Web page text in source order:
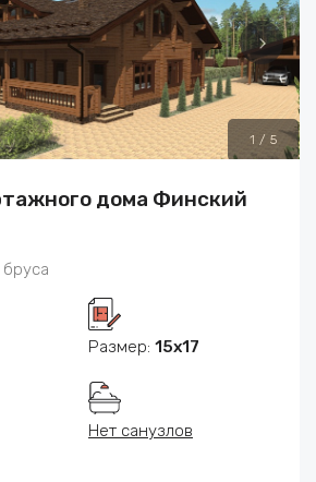
1 / 5
дома Финский
Размер: 15x17
Нет санузлов